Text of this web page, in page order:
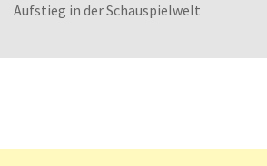
Aufstieg in der Schauspielwelt